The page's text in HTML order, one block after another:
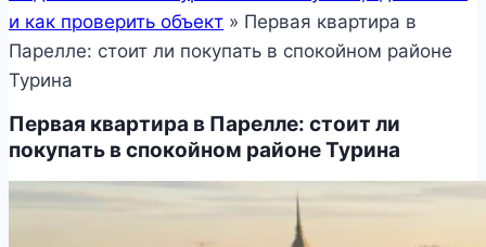
и как проверить объект » Первая квартира в
Парелле: стоит ли покупать в спокойном районе
Турина
Первая квартира в Парелле: стоит ли
покупать в спокойном районе Турина